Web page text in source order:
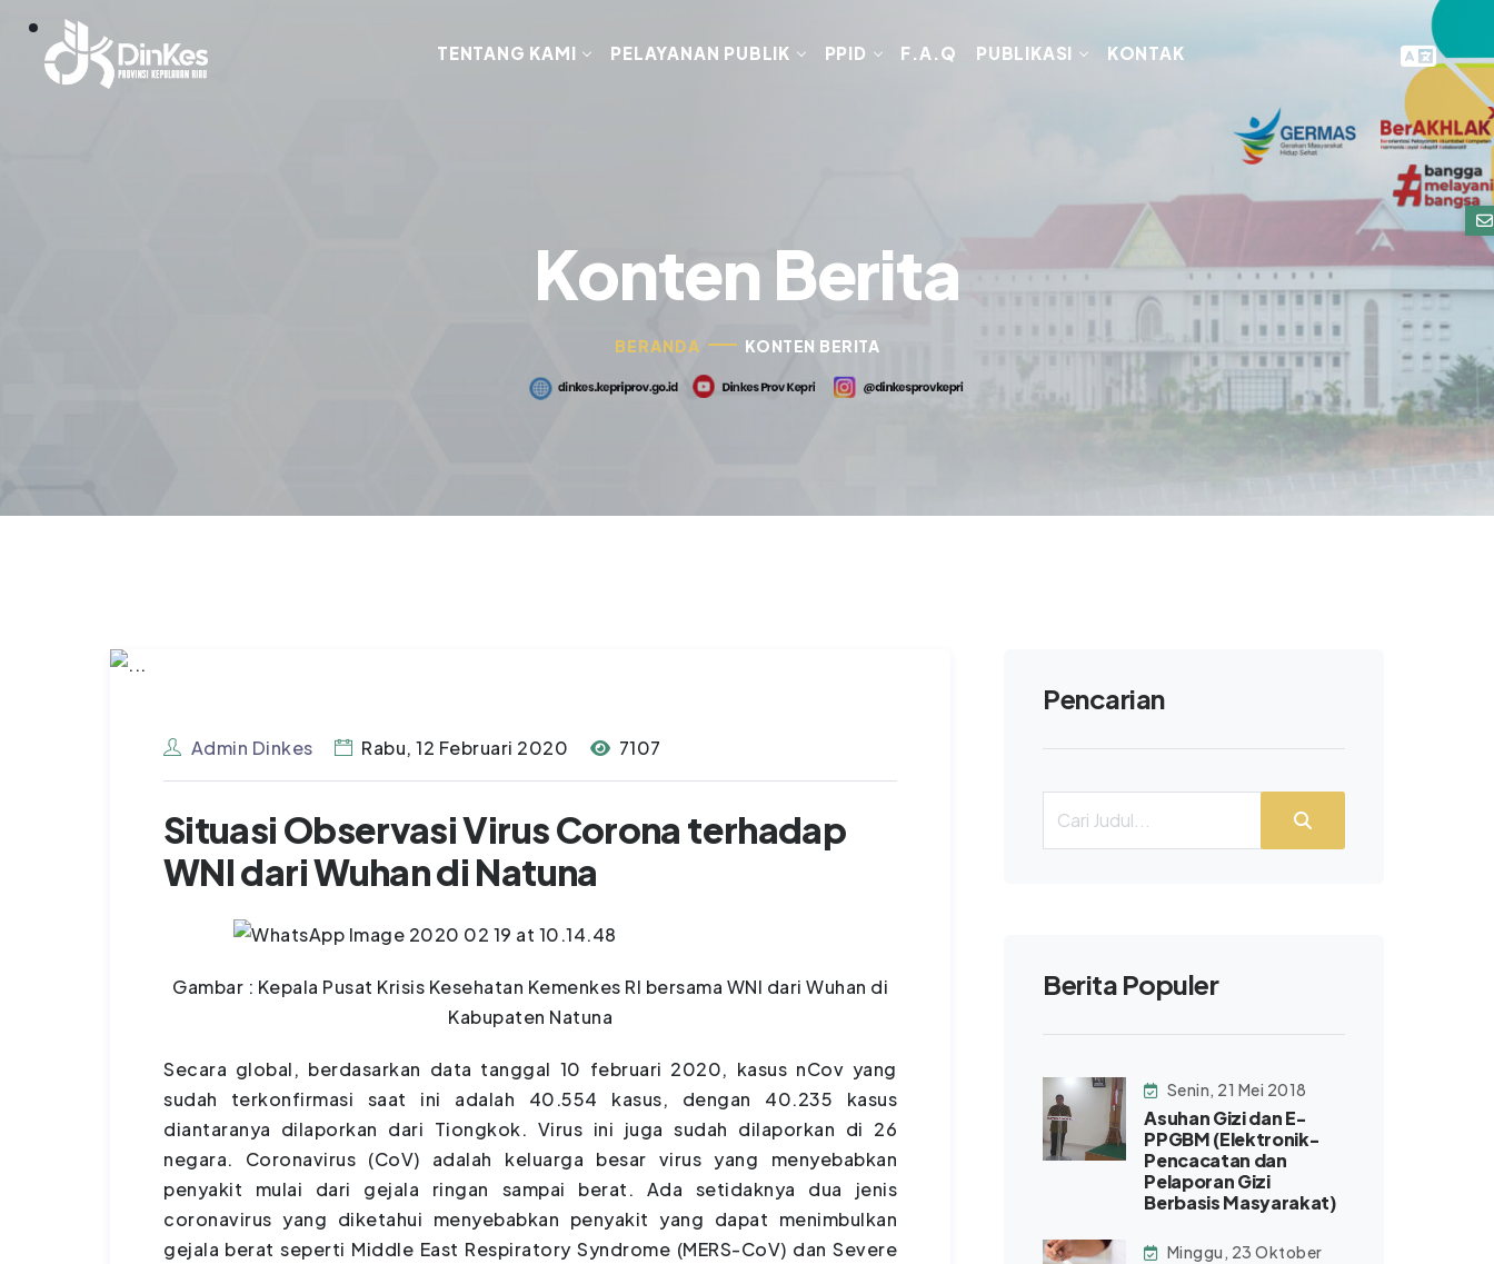
TENTANG KAMI PELAYANAN PUBLIK PPID F.A.Q PUBLIKASI KONTAK
Konten Berita
BERANDA KONTEN BERITA
Admin Dinkes Rabu, 12 Februari 2020 7107
Situasi Observasi Virus Corona terhadap
WNI dari Wuhan di Natuna
Gambar : Kepala Pusat Krisis Kesehatan Kemenkes RI bersama WNI dari Wuhan di
Kabupaten Natuna
Secara global, berdasarkan data tanggal 10 februari 2020, kasus nCov yang
sudah terkonfirmasi saat ini adalah 40.554 kasus, dengan 40.235 kasus
diantaranya dilaporkan dari Tiongkok. Virus ini juga sudah dilaporkan di 26
negara. Coronavirus (CoV) adalah keluarga besar virus yang menyebabkan
penyakit mulai dari gejala ringan sampai berat. Ada setidaknya dua jenis
coronavirus yang diketahui menyebabkan penyakit yang dapat menimbulkan
gejala berat seperti Middle East Respiratory Syndrome (MERS-CoV) dan Severe
Pencarian
Berita Populer
Senin, 21 Mei 2018
Asuhan Gizi dan E-
PPGBM (Elektronik-
Pencacatan dan
Pelaporan Gizi
Berbasis Masyarakat)
Minggu, 23 Oktober